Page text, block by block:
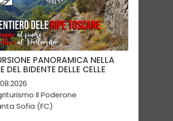
PANORAMICA NELLA
DEL BIDENTE DELLE CELLE
Il Poderone
Sofia (FC)